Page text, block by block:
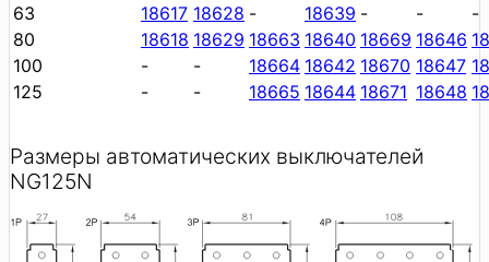
63
18617 18628 - 18639 - -
-
80
18618 18629 18663 18640 18669 18646
100
- - 18664 18642 18670 18647
125
- - 18665 18644 18671 18648
Размеры автоматических выключателей
NG125N